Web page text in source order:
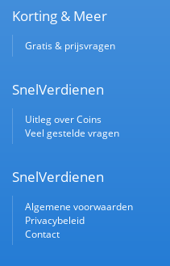
Korting & Meer
Gratis & prijsvragen
SnelVerdienen
Uitleg over Coins
Veel gestelde vragen
SnelVerdienen
Algemene voorwaarden
Privacybeleid
Contact